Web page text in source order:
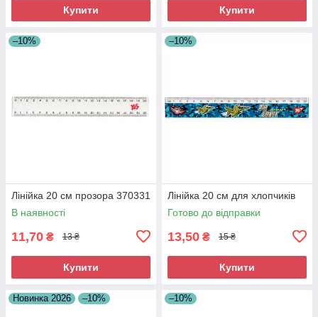
Купити Купити
–10%
Лінійка 20 см прозора 370331
В наявності
11,70 ₴ 13 ₴
Купити
–10%
Лінійка 20 см для хлопчиків
Готово до відправки
13,50 ₴ 15 ₴
Купити
Новинка 2026 –10% –10%